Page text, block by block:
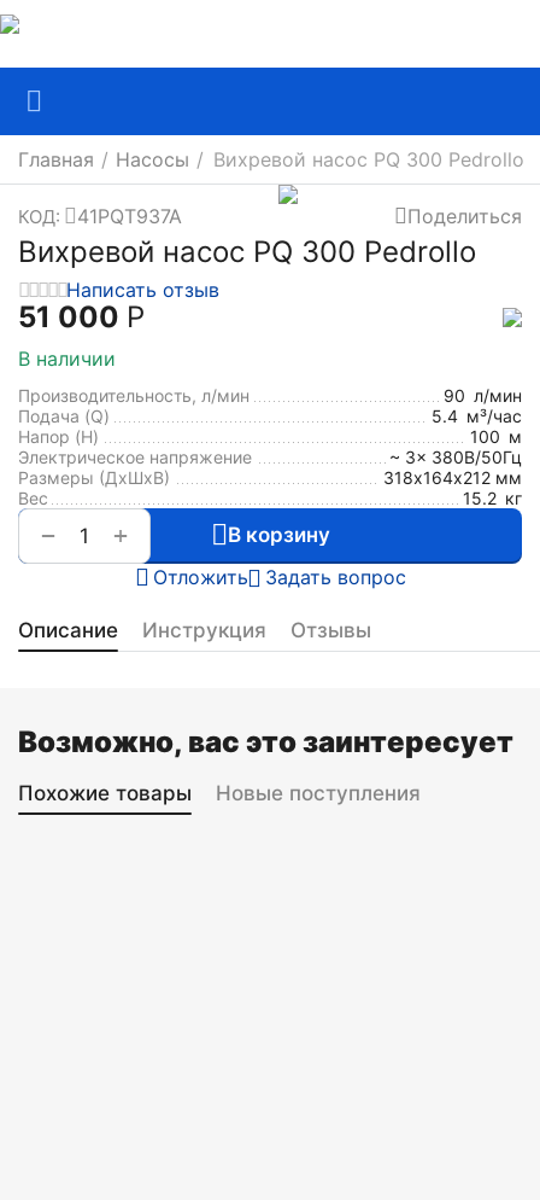
Главная / Насосы / Вихревой насос PQ 300 Pedrollo
КОД: 41PQT937A Поделиться
Вихревой насос PQ 300 Pedrollo
Написать отзыв
51 000 Р
В наличии
Производительность, л/мин 90 л/мин
Подача (Q)
5.4 м³/час
Напор (H)
100 м
Электрическое напряжение
~ 3x 380В/50Гц
Размеры (ДхШxВ)
318х164х212 мм
Вес
15.2 кг
+
−
В корзину
Отложить
Задать вопрос
Описание Инструкция Отзывы
Возможно, вас это заинтересует
Похожие товары Новые поступления